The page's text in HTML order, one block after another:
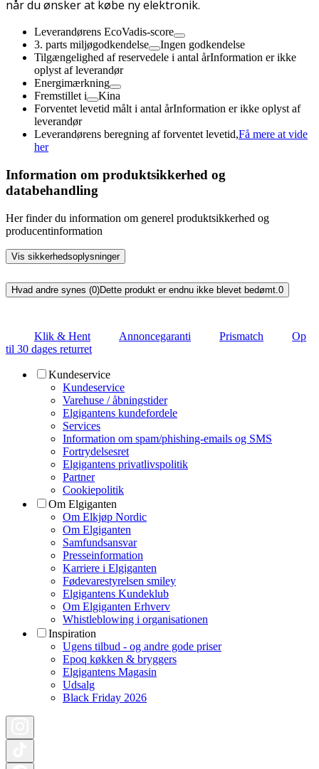
når du ønsker at købe ny elektronik.
Leverandørens EcoVadis-score
3. parts miljøgodkendelse
Ingen godkendelse
Tilgængelighed af reservedele i antal årInformation er ikke
oplyst af leverandør
Energimærkning
Fremstillet i
Kina
Forventet levetid målt i antal årInformation er ikke oplyst af
leverandør
Leverandørens beregning af forventet levetid,Få mere at vide
her
Information om produktsikkerhed og
databehandling
Her finder du information om generel produktsikkerhed og
producentinformation
Vis sikkerhedsoplysninger
Hvad andre synes (0)Dette produkt er endnu ikke blevet bedømt. 0
Klik & Hent Annoncegaranti Prismatch
Op
til 30 dages returret
Kundeservice
Kundeservice
Varehuse / åbningstider
Elgigantens kundefordele
Services
Information om spam/phishing-emails og SMS
Fortrydelsesret
Elgigantens privatlivspolitik
Partner
Cookiepolitik
Om Elgiganten
Om Elkjøp Nordic
Om Elgiganten
Samfundsansvar
Presseinformation
Karriere i Elgiganten
Fødevarestyrelsen smiley
Elgigantens Kundeklub
Om Elgiganten Erhverv
Whistleblowing i organisationen
Inspiration
Ugens tilbud - og andre gode priser
Epoq køkken & bryggers
Elgigantens Magasin
Udsalg
Black Friday 2026